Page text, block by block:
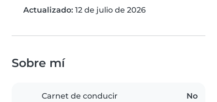
Actualizado: 12 de julio de 2026
Sobre mí
Carnet de conducir No